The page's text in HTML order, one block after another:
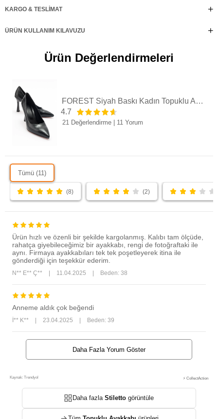
KARGO & TESLIMAT
ÜRÜN KULLANIM KILAVUZU
Ürün Değerlendirmeleri
FOREST Siyah Baskı Kadın Topuklu Ayakkabı
4.7
21 Değerlendirme 11 Yorum
Tümü (11)
(8) (2)
Ürün hızlı ve özenli bir şekilde kargolanmış. Kalıbı tam ölçüde,
rahatça giyebileceğimiz bir ayakkabı, rengi de fotoğraftaki ile
aynı. Firmaya ayakkabıları tek tek poşetleyerek itina ile
gönderdiği için teşekkür ederim.
N** E** Ç** 11.04.2025 Beden: 38
Anneme aldık çok beğendi
İ** K** 23.04.2025 Beden: 39
Daha Fazla Yorum Göster
Kaynak: Trendyol ⚡ CollectAction
Daha fazlaStiletto görüntüle